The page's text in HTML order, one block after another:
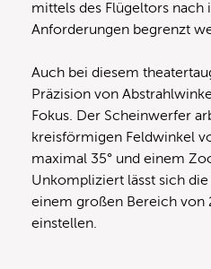
mittels des Flügeltors nach
Anforderungen begrenzt
Auch bei diesem
Präzision von
Fokus. Der Scheinwerfer
kreisförmigen Feldwinkel
maximal 35° und einem
Unkompliziert lässt sich
einem großen Bereich von
einstellen.